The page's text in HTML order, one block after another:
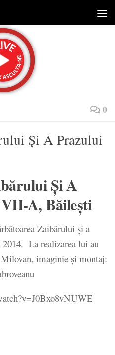
0
Şi A Prazului
Şi A
A, Băileşti
Zaibărului şi a
La realizarea lui au
imaginie şi montaj: